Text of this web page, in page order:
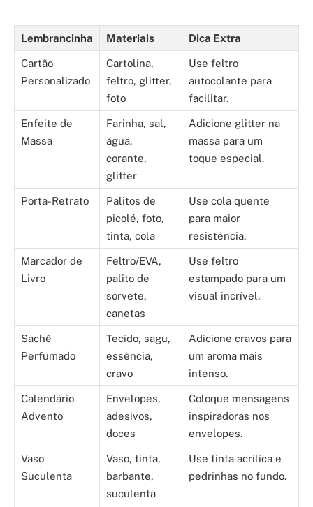
Lembrancinha Materiais Dica Extra
Cartão
Personalizado
Cartolina,
feltro, glitter,
foto
Use feltro
autocolante para
facilitar.
Enfeite de
Massa
Farinha, sal,
água,
corante,
glitter
Adicione glitter na
massa para um
toque especial.
Porta-Retrato
Palitos de
picolé, foto,
tinta, cola
Use cola quente
para maior
resistência.
Marcador de
Livro
Feltro/EVA,
palito de
sorvete,
canetas
Use feltro
estampado para um
visual incrível.
Sachê
Perfumado
Tecido, sagu,
essência,
cravo
Adicione cravos para
um aroma mais
intenso.
Calendário
Advento
Envelopes,
adesivos,
doces
Coloque mensagens
inspiradoras nos
envelopes.
Vaso
Suculenta
Vaso, tinta,
barbante,
suculenta
Use tinta acrílica e
pedrinhas no fundo.